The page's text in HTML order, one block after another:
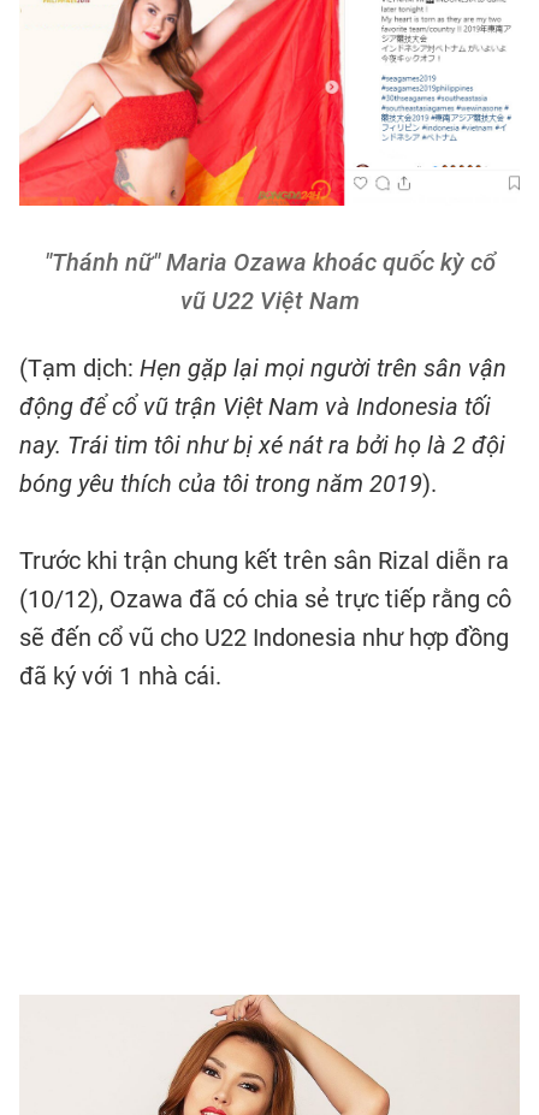
"Thánh nữ" Maria Ozawa khoác quốc kỳ cổ
vũ U22 Việt Nam
(Tạm dịch: Hẹn gặp lại mọi người trên sân vận
động để cổ vũ trận Việt Nam và Indonesia tối
nay. Trái tim tôi như bị xé nát ra bởi họ là 2 đội
bóng yêu thích của tôi trong năm 2019).
Trước khi trận chung kết trên sân Rizal diễn ra
(10/12), Ozawa đã có chia sẻ trực tiếp rằng cô
sẽ đến cổ vũ cho U22 Indonesia như hợp đồng
đã ký với 1 nhà cái.